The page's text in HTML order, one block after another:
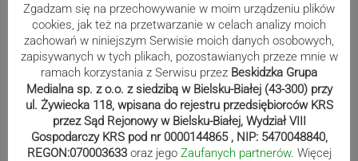
Sport
Zgadzam się na przechowywanie w moim urządzeniu plików
cookies, jak też na przetwarzanie w celach analizy moich
zachowań w niniejszym Serwisie moich danych osobowych,
zapisywanych w tych plikach, pozostawianych przeze mnie w
ramach korzystania z Serwisu przez Beskidzka Grupa
Medialna sp. z o.o. z siedzibą w Bielsku-Białej (43-300) przy
ul. Żywiecka 118, wpisana do rejestru przedsiębiorców KRS
przez Sąd Rejonowy w Bielsku-Białej, Wydział VIII
Gospodarczy KRS pod nr 0000144865 , NIP: 5470048840,
REGON:070003633 oraz jego Zaufanych partnerów. Więcej